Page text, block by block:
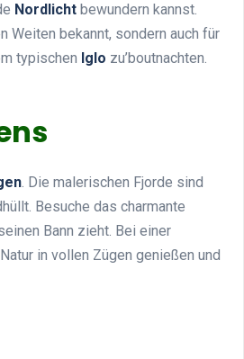
Nordlicht bewundern kannst.
Weiten bekannt, sondern auch für
typischen Iglo zu’boutnachten.
. Die malerischen Fjorde sind
Besuche das charmante
Bann zieht. Bei einer
in vollen Zügen genießen und